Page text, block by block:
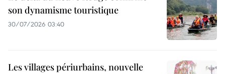
son dynamisme touristique
30/07/2026 03:40
Les villages périurbains, nouvelle